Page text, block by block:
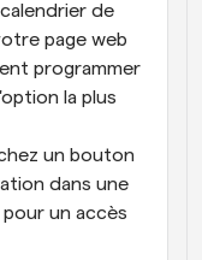
de
page web
programmer
la plus
un bouton
dans une
un accès